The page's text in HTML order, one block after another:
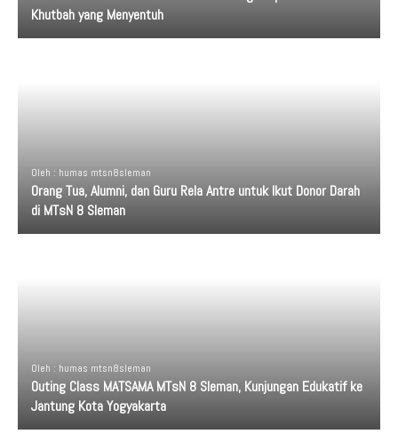
Khutbah yang Menyentuh
Oleh : humas mtsn8sleman
Orang Tua, Alumni, dan Guru Rela Antre untuk Ikut Donor Darah
di MTsN 8 Sleman
Oleh : humas mtsn8sleman
Outing Class MATSAMA MTsN 8 Sleman, Kunjungan Edukatif ke
Jantung Kota Yogyakarta